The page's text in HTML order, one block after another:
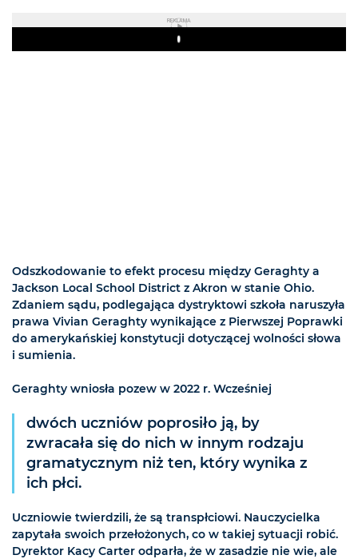
REKLAMA
Play
Odszkodowanie to efekt procesu między Geraghty a
Jackson Local School District z Akron w stanie Ohio.
Zdaniem sądu, podlegająca dystryktowi szkoła naruszyła
prawa Vivian Geraghty wynikające z Pierwszej Poprawki
do amerykańskiej konstytucji dotyczącej wolności słowa
i sumienia.
Geraghty wniosła pozew w 2022 r. Wcześniej
dwóch uczniów poprosiło ją, by
zwracała się do nich w innym rodzaju
gramatycznym niż ten, który wynika z
ich płci.
Uczniowie twierdzili, że są transpłciowi. Nauczycielka
zapytała swoich przełożonych, co w takiej sytuacji robić.
Dyrektor Kacy Carter odparła, że w zasadzie nie wie, ale